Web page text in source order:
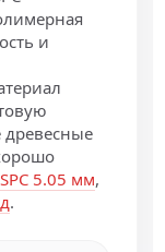
и
5.05 мм,
.